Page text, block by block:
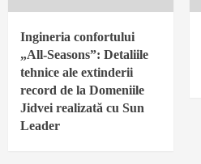
Ingineria confortului
„All-Seasons”: Detaliile
tehnice ale extinderii
record de la Domeniile
Jidvei realizată cu Sun
Leader